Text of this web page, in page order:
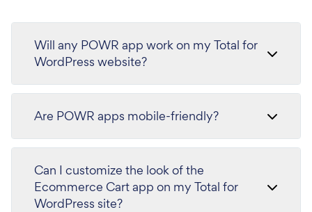
Will any POWR app work on my Total for
WordPress website?
Are POWR apps mobile-friendly?
Can I customize the look of the
Ecommerce Cart app on my Total for
WordPress site?